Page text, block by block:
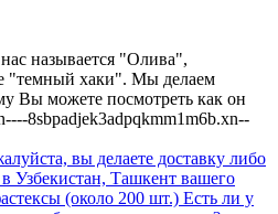
называется "Олива",
"темный хаки". Мы делаем
Вы можете посмотреть как он
8sbpadjek3adpqkmm1m6b.xn--
вы делаете доставку либо
Узбекистан, Ташкент вашего
(около 200 шт.) Есть ли у